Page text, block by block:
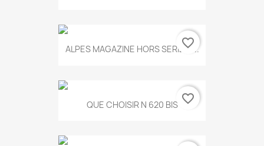
ALPES MAGAZINE HORS SERIE N...
favorite_border
QUE CHOISIR N 620 BIS favorite_border